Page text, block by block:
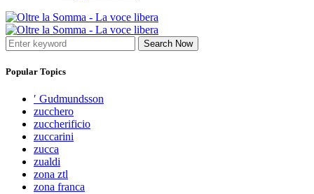
Search Now
Popular Topics
′ Gudmundsson
zucchero
zuccherificio
zuccarini
zucca
zualdi
zona ztl
zona franca